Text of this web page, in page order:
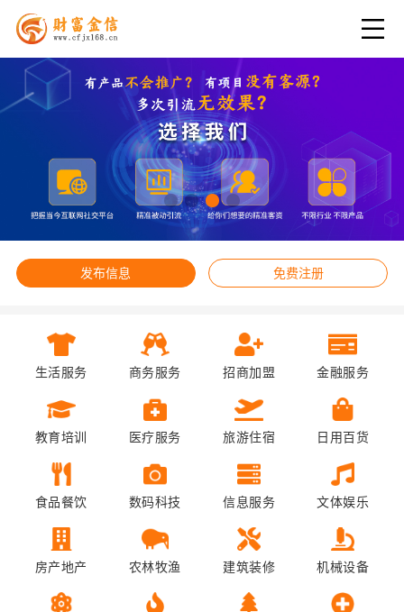
发布信息 免费注册
生活服务 商务服务 招商加盟 金融服务
教育培训 医疗服务 旅游住宿 日用百货
食品餐饮 数码科技 信息服务 文体娱乐
房产地产 农林牧渔 建筑装修 机械设备